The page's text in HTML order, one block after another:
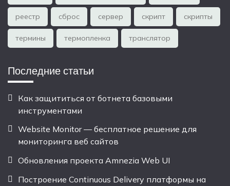
реестр сброс сервер скрипт скрипты
термины термопленка транслятор
Последние статьи
Как защититься от ботнета базовыми
инструментами
Website Monitor — бесплатное решение для
мониторинга веб сайтов
Обновления проекта Amnezia Web UI
Построение Continuous Delivery платформы на